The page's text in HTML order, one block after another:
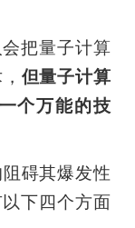
把量子计算
但量子计算
个万能的技
碍其爆发性
下四个方面